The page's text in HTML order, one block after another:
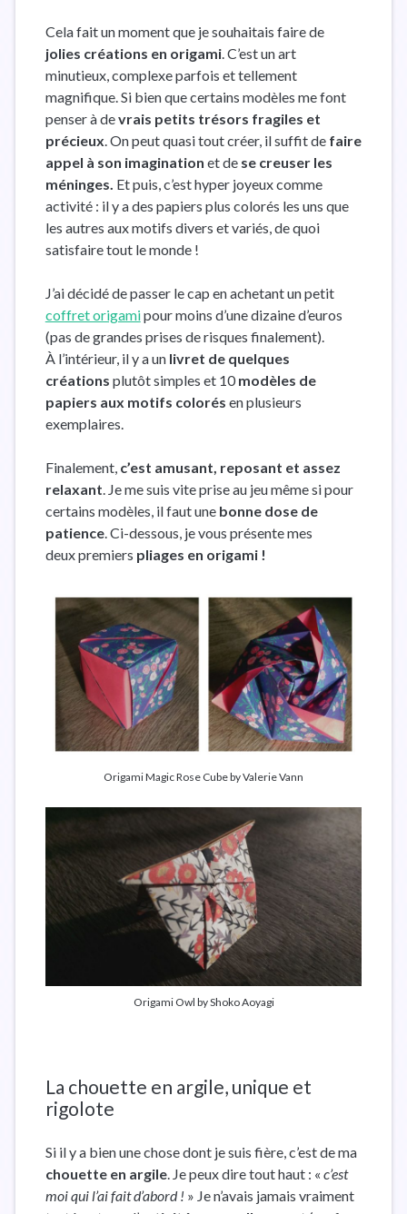
Cela fait un moment que je souhaitais faire de
jolies créations en origami. C’est un art
minutieux, complexe parfois et tellement
magnifique. Si bien que certains modèles me font
penser à devrais petits trésors fragiles et
précieux. On peut quasi tout créer, il suffit de faire
appel à son imagination et de se creuser les
méninges. Et puis, c’est hyper joyeux comme
activité : il y a des papiers plus colorés les uns que
les autres aux motifs divers et variés, de quoi
satisfaire tout le monde !
J’ai décidé de passer le cap en achetant un petit
coffret origamipour moins d’une dizaine d’euros
(pas de grandes prises de risques finalement).
À l’intérieur, il y a un livret de quelques
créations plutôt simples et 10modèles de
papiers aux motifs colorés en plusieurs
exemplaires.
Finalement, c’est amusant, reposant et assez
relaxant. Je me suis vite prise au jeu même si pour
certains modèles, il faut une bonne dose de
patience. Ci-dessous, je vous présente mes
deux premiers pliages en origami !
Origami Magic Rose Cube by Valerie Vann
Origami Owl by Shoko Aoyagi
La chouette en argile, unique et
rigolote
Si il y a bien une chose dont je suis fière, c’est de ma
chouette en argile. Je peux dire tout haut : « c’est
moi qui l’ai fait d’abord ! » Je n’avais jamais vraiment